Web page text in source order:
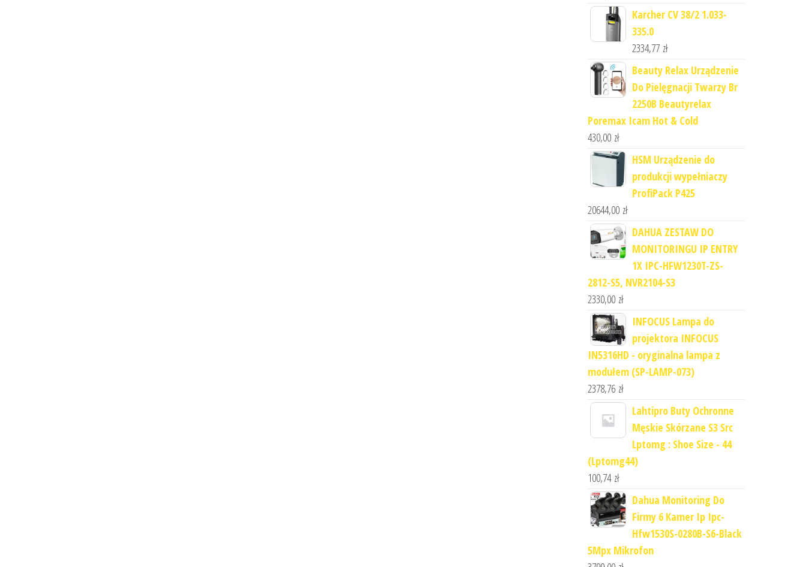
Karcher CV 38/2 1.033-
335.0
2334,77 zł
Beauty Relax Urządzenie
Do Pielęgnacji Twarzy Br
2250B Beautyrelax
Poremax Icam Hot & Cold
430,00 zł
HSM Urządzenie do
produkcji wypełniaczy
ProfiPack P425
20644,00 zł
DAHUA ZESTAW DO
MONITORINGU IP ENTRY
1X IPC-HFW1230T-ZS-
2812-S5, NVR2104-S3
2330,00 zł
INFOCUS Lampa do
projektora INFOCUS
IN5316HD - oryginalna lampa z
modułem (SP-LAMP-073)
2378,76 zł
Lahtipro Buty Ochronne
Męskie Skórzane S3 Src
Lptomg : Shoe Size - 44
(Lptomg44)
100,74 zł
Dahua Monitoring Do
Firmy 6 Kamer Ip Ipc-
Hfw1530S-0280B-S6-Black
5Mpx Mikrofon